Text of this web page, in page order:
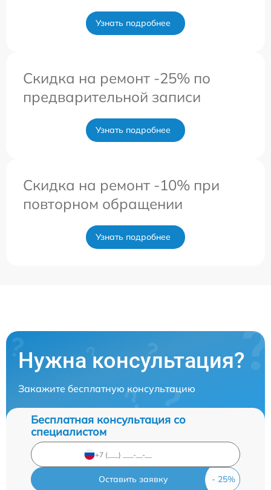
Узнать подробнее
Скидка на ремонт -25% по
предварительной записи
Узнать подробнее
Скидка на ремонт -10% при
повторном обращении
Узнать подробнее
Нужна консультация?
Закажите бесплатную консультацию
Бесплатная консультация со
специалистом
Оставить заявку